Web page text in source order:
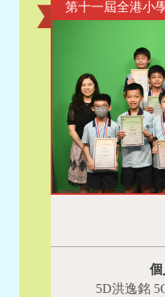
第十一屆全港小
個
5D洪逸銘